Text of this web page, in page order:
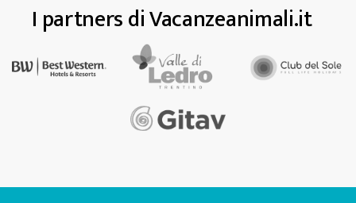
I partners di Vacanzeanimali.it